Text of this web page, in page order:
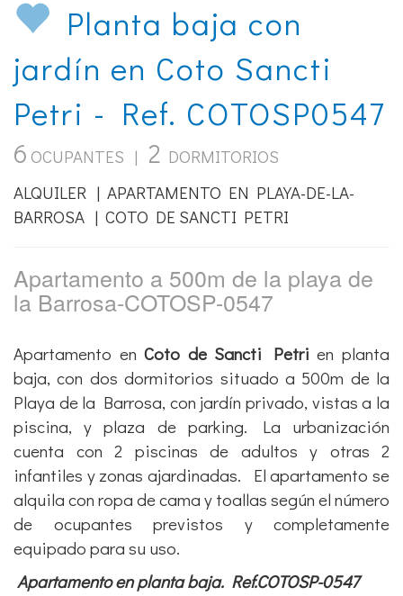
Planta baja con
jardín en Coto Sancti
Petri - Ref. COTOSP0547
6 OCUPANTES | 2 DORMITORIOS
ALQUILER | APARTAMENTO EN PLAYA-DE-LA-
BARROSA | COTO DE SANCTI PETRI
Apartamento a 500m de la playa de
la Barrosa-COTOSP-0547
Apartamento enCoto de Sancti Petri en planta
baja, con dos dormitorios situado a 500m de la
Playa de la Barrosa, con jardín privado, vistas a la
piscina, y plaza de parking. La urbanización
cuenta con 2 piscinas de adultos y otras 2
infantiles y zonas ajardinadas. El apartamento se
alquila con ropa de cama y toallas según el número
de ocupantes previstos y completamente
equipado para su uso.
Apartamento en planta baja. Ref.COTOSP-0547